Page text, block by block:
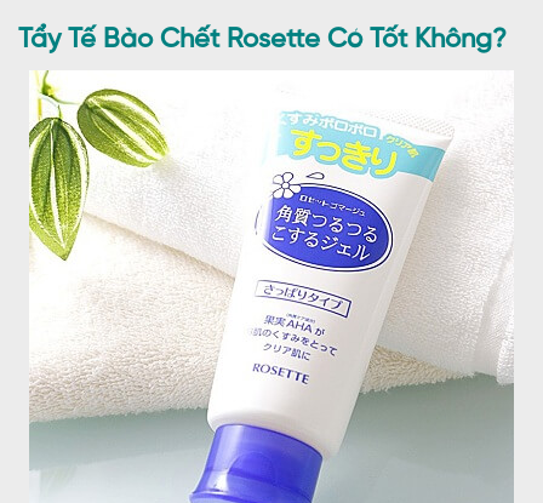
Tẩy Tế Bào Chết Rosette Có Tốt Không?